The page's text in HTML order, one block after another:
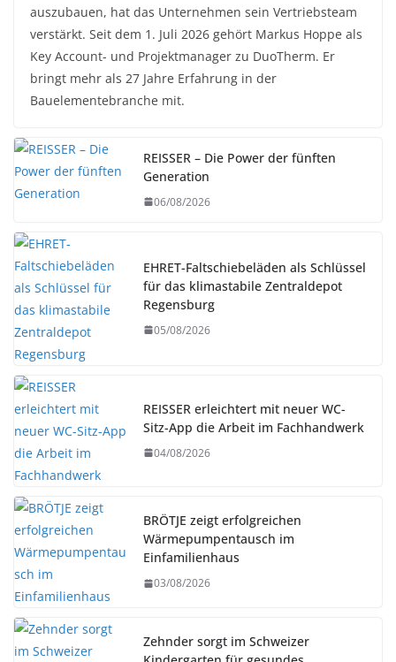
auszubauen, hat das Unternehmen sein Vertriebsteam
verstärkt. Seit dem 1. Juli 2026 gehört Markus Hoppe als
Key Account- und Projektmanager zu DuoTherm. Er
bringt mehr als 27 Jahre Erfahrung in der
Bauelementebranche mit.
REISSER – Die Power der fünften
Generation
06/08/2026
EHRET-Faltschiebeläden als Schlüssel
für das klimastabile Zentraldepot
Regensburg
05/08/2026
REISSER erleichtert mit neuer WC-
Sitz-App die Arbeit im Fachhandwerk
04/08/2026
BRÖTJE zeigt erfolgreichen
Wärmepumpentausch im
Einfamilienhaus
03/08/2026
Zehnder sorgt im Schweizer